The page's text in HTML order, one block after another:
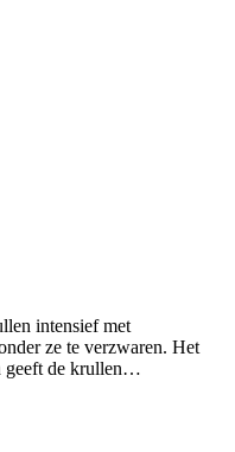
intensief met
ze te verzwaren. Het
geeft de krullen…